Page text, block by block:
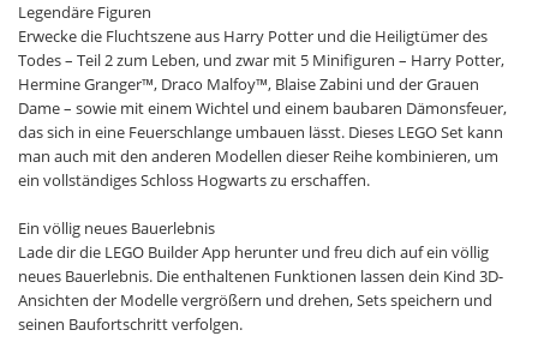
Legendäre Figuren
Erwecke die Fluchtszene aus Harry Potter und die Heiligtümer des
Todes – Teil 2 zum Leben, und zwar mit 5 Minifiguren – Harry Potter,
Hermine Granger™, Draco Malfoy™, Blaise Zabini und der Grauen
Dame – sowie mit einem Wichtel und einem baubaren Dämonsfeuer,
das sich in eine Feuerschlange umbauen lässt. Dieses LEGO Set kann
man auch mit den anderen Modellen dieser Reihe kombinieren, um
ein vollständiges Schloss Hogwarts zu erschaffen.
Ein völlig neues Bauerlebnis
Lade dir die LEGO Builder App herunter und freu dich auf ein völlig
neues Bauerlebnis. Die enthaltenen Funktionen lassen dein Kind 3D-
Ansichten der Modelle vergrößern und drehen, Sets speichern und
seinen Baufortschritt verfolgen.